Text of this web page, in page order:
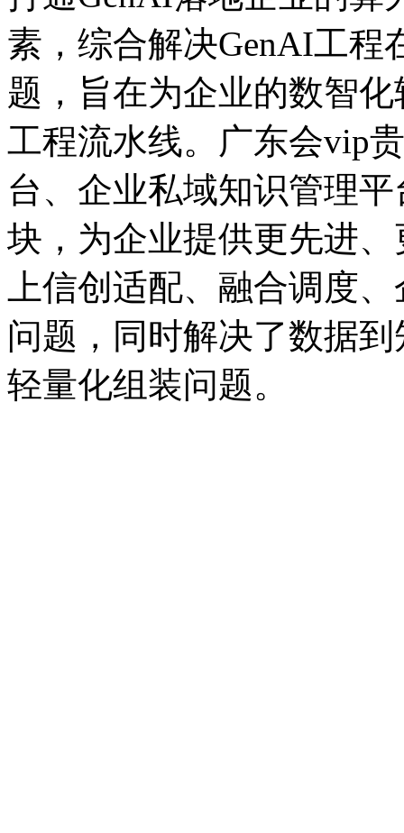
素，综合解决GenAI工程在
题，旨在为企业的数
工程流水线。广东会vip
台、企业私域知识管理
块，为企业提供更先进
上信创适配、融合调度
问题，同时解决了数
轻量化组装问题。